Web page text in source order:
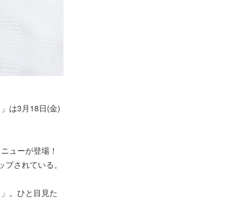
は3月18日(金)
ューが登場！
されている。
。ひと目見た